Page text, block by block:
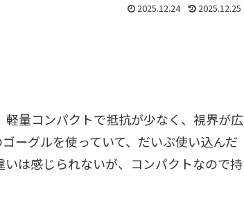
2025.12.24 2025.12.25
量コンパクトで抵抗が少なく、視界が広
ーグルを使っていて、だいぶ使い込んだ
は感じられないが、コンパクトなので持